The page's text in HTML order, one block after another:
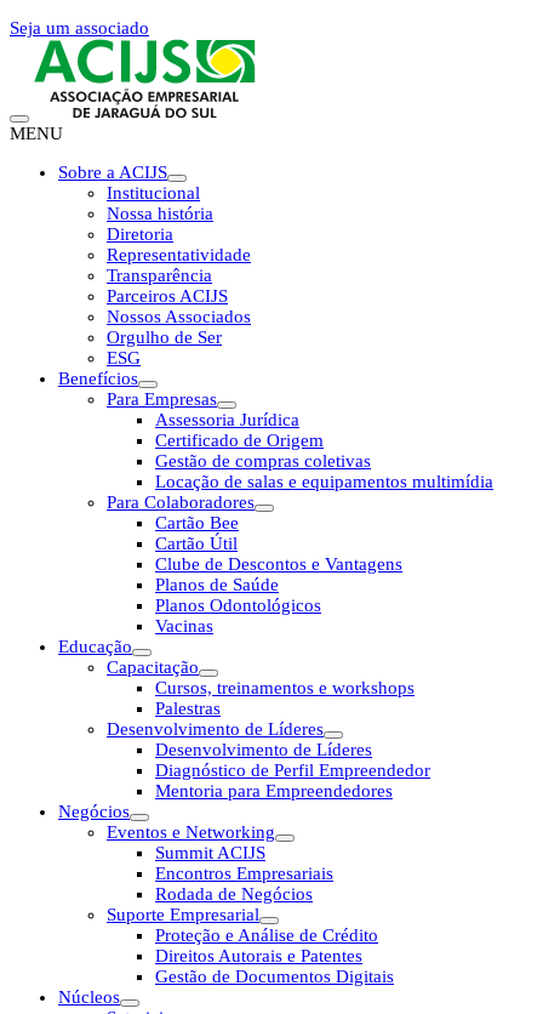
Seja um associado
MENU
Sobre a ACIJS
Institucional
Nossa história
Diretoria
Representatividade
Transparência
Parceiros ACIJS
Nossos Associados
Orgulho de Ser
ESG
Benefícios
Para Empresas
Assessoria Jurídica
Certificado de Origem
Gestão de compras coletivas
Locação de salas e equipamentos multimídia
Para Colaboradores
Cartão Bee
Cartão Útil
Clube de Descontos e Vantagens
Planos de Saúde
Planos Odontológicos
Vacinas
Educação
Capacitação
Cursos, treinamentos e workshops
Palestras
Desenvolvimento de Líderes
Desenvolvimento de Líderes
Diagnóstico de Perfil Empreendedor
Mentoria para Empreendedores
Negócios
Eventos e Networking
Summit ACIJS
Encontros Empresariais
Rodada de Negócios
Suporte Empresarial
Proteção e Análise de Crédito
Direitos Autorais e Patentes
Gestão de Documentos Digitais
Núcleos